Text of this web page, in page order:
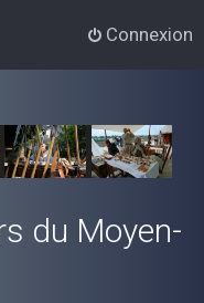
Connexion
du Moyen-